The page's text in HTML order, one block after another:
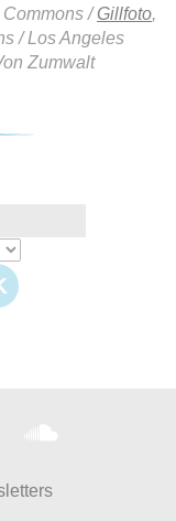
/Gillfoto,
/ Los Angeles
Zumwalt